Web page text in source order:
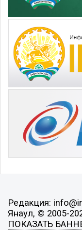
Редакция:
Янаул, © 2005-
ПОКАЗАТЬ